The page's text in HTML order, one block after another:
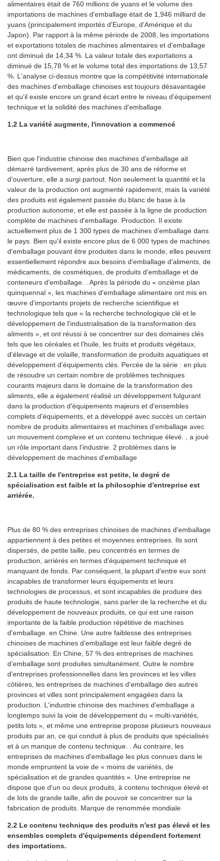
alimentaires était de 760 millions de yuans et le volume des
importations de machines d'emballage était de 1,946 milliard de
yuans (principalement importés d'Europe, d'Amérique et du
Japon). Par rapport à la même période de 2008, les importations
et exportations totales de machines alimentaires et d'emballage
ont diminué de 14,34 %. La valeur totale des exportations a
diminué de 15,78 % et le volume total des importations de 13,57
%. L'analyse ci-dessus montre que la compétitivité internationale
des machines d'emballage chinoises est toujours désavantagée
et qu'il existe encore un grand écart entre le niveau d'équipement
technique et la solidité des machines d'emballage.
1.2 La variété augmente, l'innovation a commencé
Bien que l'industrie chinoise des machines d'emballage ait
démarré tardivement, après plus de 30 ans de réforme et
d'ouverture, elle a surgi partout. Non seulement la quantité et la
valeur de la production ont augmenté rapidement, mais la variété
des produits est également passée du blanc de base à la
production autonome, et elle est passée à la ligne de production
complète de machines d'emballage. Production. Il existe
actuellement plus de 1 300 types de machines d’emballage dans
le pays. Bien qu'il existe encore plus de 6 000 types de machines
d'emballage pouvant être produites dans le monde, elles peuvent
essentiellement répondre aux besoins d'emballage d'aliments, de
médicaments, de cosmétiques, de produits d'emballage et de
conteneurs d'emballage. . Après la période du « onzième plan
quinquennal », les machines d'emballage alimentaire ont mis en
œuvre d'importants projets de recherche scientifique et
technologique tels que « la recherche technologique clé et le
développement de l'industrialisation de la transformation des
aliments », et ont réussi à se concentrer sur des domaines clés
tels que les céréales et l'huile, les fruits et produits végétaux,
d'élevage et de volaille, transformation de produits aquatiques et
développement d'équipements clés. Percée de la série : en plus
de résoudre un certain nombre de problèmes techniques
courants majeurs dans le domaine de la transformation des
aliments, elle a également réalisé un développement fulgurant
dans la production d'équipements majeurs et d'ensembles
complets d'équipements, et a développé avec succès un certain
nombre de produits alimentaires et machines d'emballage avec
un mouvement complexe et un contenu technique élevé. , a joué
un rôle important dans l'industrie. 2 problèmes dans le
développement de machines d'emballage
2.1 La taille de l'entreprise est petite, le degré de
spécialisation est faible et la philosophie d'entreprise est
arriérée.
Plus de 80 % des entreprises chinoises de machines d'emballage
appartiennent à des petites et moyennes entreprises. Ils sont
dispersés, de petite taille, peu concentrés en termes de
production, arriérés en termes d'équipement technique et
manquant de fonds. Par conséquent, la plupart d'entre eux sont
incapables de transformer leurs équipements et leurs
technologies de processus, et sont incapables de produire des
produits de haute technologie, sans parler de la recherche et du
développement de nouveaux produits, ce qui est une raison
importante de la faible production répétitive de machines
d'emballage. en Chine. Une autre faiblesse des entreprises
chinoises de machines d’emballage est leur faible degré de
spécialisation. En Chine, 57 % des entreprises de machines
d’emballage sont produites simultanément. Outre le nombre
d'entreprises professionnelles dans les provinces et les villes
côtières, les entreprises de machines d'emballage des autres
provinces et villes sont principalement engagées dans la
production. L'industrie chinoise des machines d'emballage a
longtemps suivi la voie de développement du « multi-variétés,
petits lots », et même une entreprise propose plusieurs nouveaux
produits par an, ce qui conduit à plus de produits que spécialisés
et à un manque de contenu technique. . Au contraire, les
entreprises de machines d'emballage les plus connues dans le
monde empruntent la voie de « moins de variétés, de
spécialisation et de grandes quantités ». Une entreprise ne
dispose que d'un ou deux produits, à contenu technique élevé et
de lots de grande taille, afin de pouvoir se concentrer sur la
fabrication de produits. Marque de renommée mondiale
2.2 Le contenu technique des produits n'est pas élevé et les
ensembles complets d'équipements dépendent fortement
des importations.